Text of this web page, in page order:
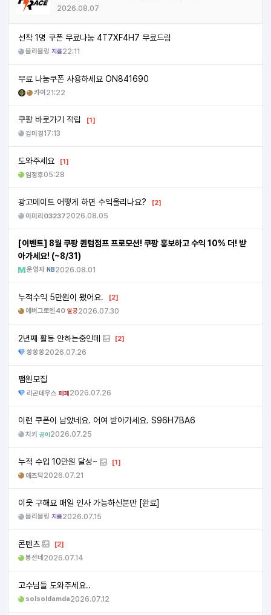
2026.08.07
선착 1명 쿠폰 무료나눔 4T7XF4H7 무료드림
블리블링 지름22:11
무료 나눔쿠폰 사용하세요 ON841690
캬이 21:22
쿠팡 바로가기 적립
[1]
김미경17:13
도와주세요
[1]
임정후05:28
광고메이트 어떻게 하면 수익올리나요?
[2]
이미리032372026.08.05
[이벤트] 8월 쿠팡 퀀텀점프 프로모션! 쿠팡 홍보하고 수익 10% 더! 받
아가세요! (~8/31)
운영자 NB2026.08.01
누적수익 5만원이 됐어요.
[2]
에버그로엔40 열공2026.07.30
2년째 활동 안하는중인데
[2]
쏭쏭쏭2026.07.26
팸원모집
리곤데우스 페페2026.07.26
이런 쿠폰이 남았네요. 어여 받아가세요. S96H7BA6
치키 공이2026.07.25
누적 수입 10만원 달성~
[1]
애즈닥2026.07.21
이웃 구해요 매일 인사 가능하신분만 [완료]
블리블링 지름2026.07.15
콘텐츠
[2]
봉선네 2026.07.14
고수님들 도와주세요..
solsoldamda2026.07.12